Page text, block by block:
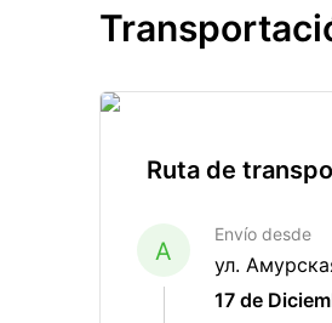
Ruta de
A
Envío desde
ул.
17 de